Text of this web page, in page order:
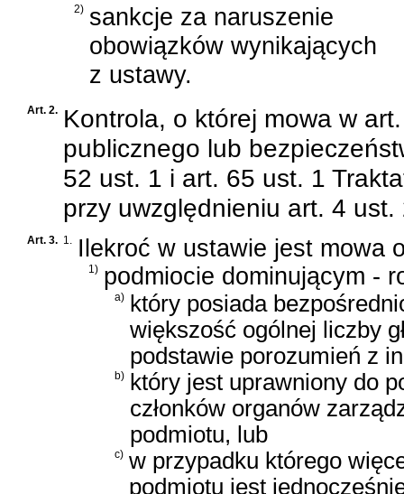
2) sankcje za naruszenie
obowiązków wynikających
z ustawy.
Art. 2. Kontrola, o której mowa w
publicznego lub
52 ust. 1 i art. 65 ust. 1
przy uwzględnieniu art. 4
Art. 3. 1. Ilekroć w ustawie jest mowa
1) podmiocie dominującym -
a)
który posiada
większość ogólnej liczby
podstawie porozumień z
b)
który jest uprawniony do
członków organów
podmiotu, lub
c) w przypadku którego
podmiotu jest